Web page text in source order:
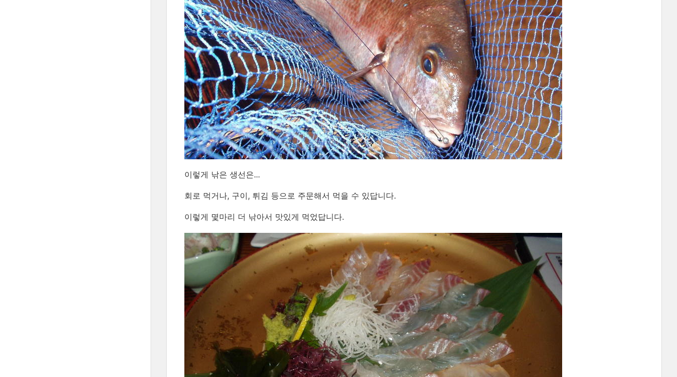
이렇게 낚은 생선은...
회로 먹거나, 구이, 튀김 등으로 주문해서 먹을 수 있답니다.
이렇게 몇마리 더 낚아서 맛있게 먹었답니다.